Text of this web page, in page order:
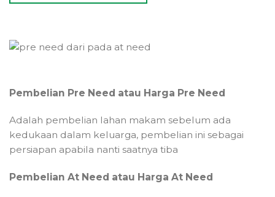
Pembelian Pre Need atau Harga Pre Need
Adalah pembelian lahan makam sebelum ada
kedukaan dalam keluarga, pembelian ini sebagai
persiapan apabila nanti saatnya tiba
Pembelian At Need atau Harga At Need